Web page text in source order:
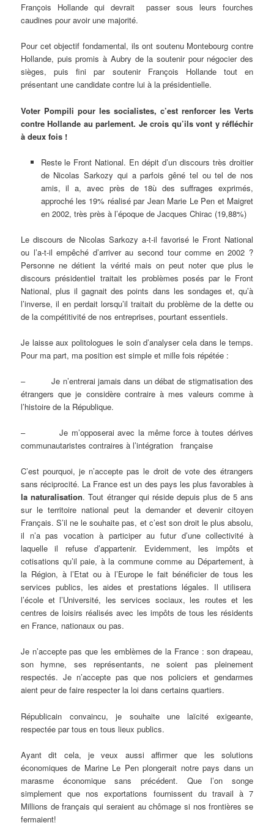
François Hollande qui devrait passer sous leurs fourches
caudines pour avoir une majorité.
Pour cet objectif fondamental, ils ont soutenu Montebourg contre
Hollande, puis promis à Aubry de la soutenir pour négocier des
sièges, puis fini par soutenir François Hollande tout en
présentant une candidate contre lui à la présidentielle.
Voter Pompili pour les socialistes, c’est renforcer les Verts
contre Hollande au parlement. Je crois qu’ils vont y réfléchir
à deux fois !
Reste le Front National. En dépit d’un discours très droitier
de Nicolas Sarkozy qui a parfois gêné tel ou tel de nos
amis, il a, avec près de 18ù des suffrages exprimés,
approché les 19% réalisé par Jean Marie Le Pen et Maigret
en 2002, très près à l’époque de Jacques Chirac (19,88%)
Le discours de Nicolas Sarkozy a-t-il favorisé le Front National
ou l’a-t-il empêché d’arriver au second tour comme en 2002 ?
Personne ne détient la vérité mais on peut noter que plus le
discours présidentiel traitait les problèmes posés par le Front
National, plus il gagnait des points dans les sondages et, qu’à
l’inverse, il en perdait lorsqu’il traitait du problème de la dette ou
de la compétitivité de nos entreprises, pourtant essentiels.
Je laisse aux politologues le soin d’analyser cela dans le temps.
Pour ma part, ma position est simple et mille fois répétée :
– Je n’entrerai jamais dans un débat de stigmatisation des
étrangers que je considère contraire à mes valeurs comme à
l’histoire de la République.
– Je m’opposerai avec la même force à toutes dérives
communautaristes contraires à l’intégration française
C’est pourquoi, je n’accepte pas le droit de vote des étrangers
sans réciprocité. La France est un des pays les plus favorables à
la naturalisation. Tout étranger qui réside depuis plus de 5 ans
sur le territoire national peut la demander et devenir citoyen
Français. S’il ne le souhaite pas, et c’est son droit le plus absolu,
il n’a pas vocation à participer au futur d’une collectivité à
laquelle il refuse d’appartenir. Evidemment, les impôts et
cotisations qu’il paie, à la commune comme au Département, à
la Région, à l’Etat ou à l’Europe le fait bénéficier de tous les
services publics, les aides et prestations légales. Il utilisera
l’école et l’Université, les services sociaux, les routes et les
centres de loisirs réalisés avec les impôts de tous les résidents
en France, nationaux ou pas.
Je n’accepte pas que les emblèmes de la France : son drapeau,
son hymne, ses représentants, ne soient pas pleinement
respectés. Je n’accepte pas que nos policiers et gendarmes
aient peur de faire respecter la loi dans certains quartiers.
Républicain convaincu, je souhaite une laïcité exigeante,
respectée par tous en tous lieux publics.
Ayant dit cela, je veux aussi affirmer que les solutions
économiques de Marine Le Pen plongerait notre pays dans un
marasme économique sans précédent. Que l’on songe
simplement que nos exportations fournissent du travail à 7
Millions de français qui seraient au chômage si nos frontières se
fermaient!